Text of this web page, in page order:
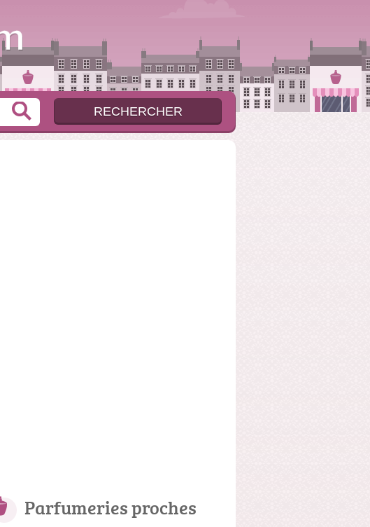
Parfumeries proches